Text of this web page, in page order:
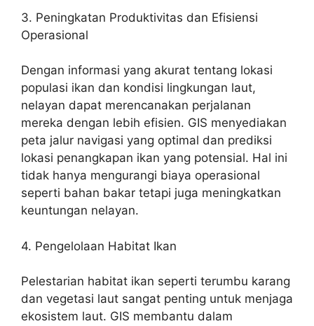
3. Peningkatan Produktivitas dan Efisiensi
Operasional
Dengan informasi yang akurat tentang lokasi
populasi ikan dan kondisi lingkungan laut,
nelayan dapat merencanakan perjalanan
mereka dengan lebih efisien. GIS menyediakan
peta jalur navigasi yang optimal dan prediksi
lokasi penangkapan ikan yang potensial. Hal ini
tidak hanya mengurangi biaya operasional
seperti bahan bakar tetapi juga meningkatkan
keuntungan nelayan.
4. Pengelolaan Habitat Ikan
Pelestarian habitat ikan seperti terumbu karang
dan vegetasi laut sangat penting untuk menjaga
ekosistem laut. GIS membantu dalam